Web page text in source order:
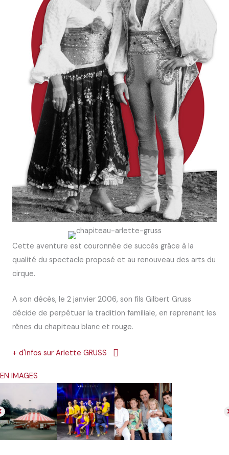
Cette aventure est couronnée de succès grâce à la
qualité du spectacle proposé et au renouveau des arts du
cirque.
A son décès, le 2 janvier 2006, son fils Gilbert Gruss
décide de perpétuer la tradition familiale, en reprenant les
rênes du chapiteau blanc et rouge.
+ d'infos sur Arlette GRUSS
EN IMAGES